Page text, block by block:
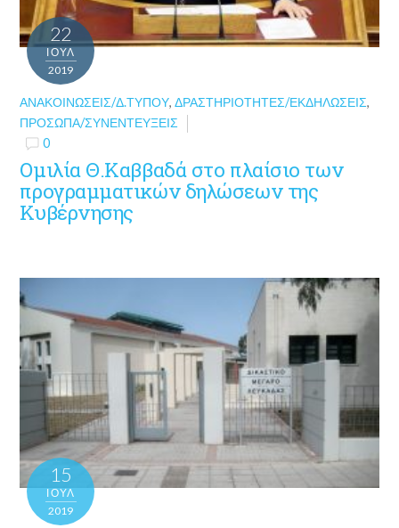
22
ΙΟΎΛ
2019
ΑΝΑΚΟΙΝΏΣΕΙΣ/Δ.ΤΎΠΟΥ,ΔΡΑΣΤΗΡΙΌΤΗΤΕΣ/ΕΚΔΗΛΏΣΕΙΣ,
ΠΡΌΣΩΠΑ/ΣΥΝΕΝΤΕΎΞΕΙΣ
0
Ομιλία Θ.Καββαδά στο πλαίσιο των
προγραμματικών δηλώσεων της
Κυβέρνησης
15
ΙΟΎΛ
2019